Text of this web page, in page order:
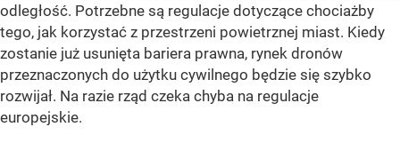
odległość. Potrzebne są regulacje dotyczące chociażby
tego, jak korzystać z przestrzeni powietrznej miast. Kiedy
zostanie już usunięta bariera prawna, rynek dronów
przeznaczonych do użytku cywilnego będzie się szybko
rozwijał. Na razie rząd czeka chyba na regulacje
europejskie.